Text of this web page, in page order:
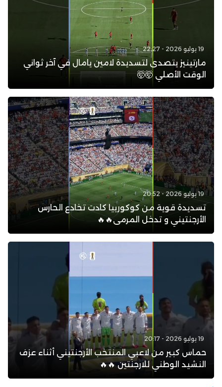
19 يوليو 2026 - 22:27
مارتينيز يتصدى لتسديدة لامين يامال في آخر ثواني
الوقت الأصلي 🤯🤯
19 يوليو 2026 - 20:52
تسديدة قوية من كوكورييا كادت تخادع الحارس
الأرجنتيني و تدخل المرمى🔥🔥
19 يوليو 2026 - 20:17
حماس كبير من لاعبي المنتخب الأرجنتيني أثناء عزف
النشيد الوطني للارجنتين 🔥🔥